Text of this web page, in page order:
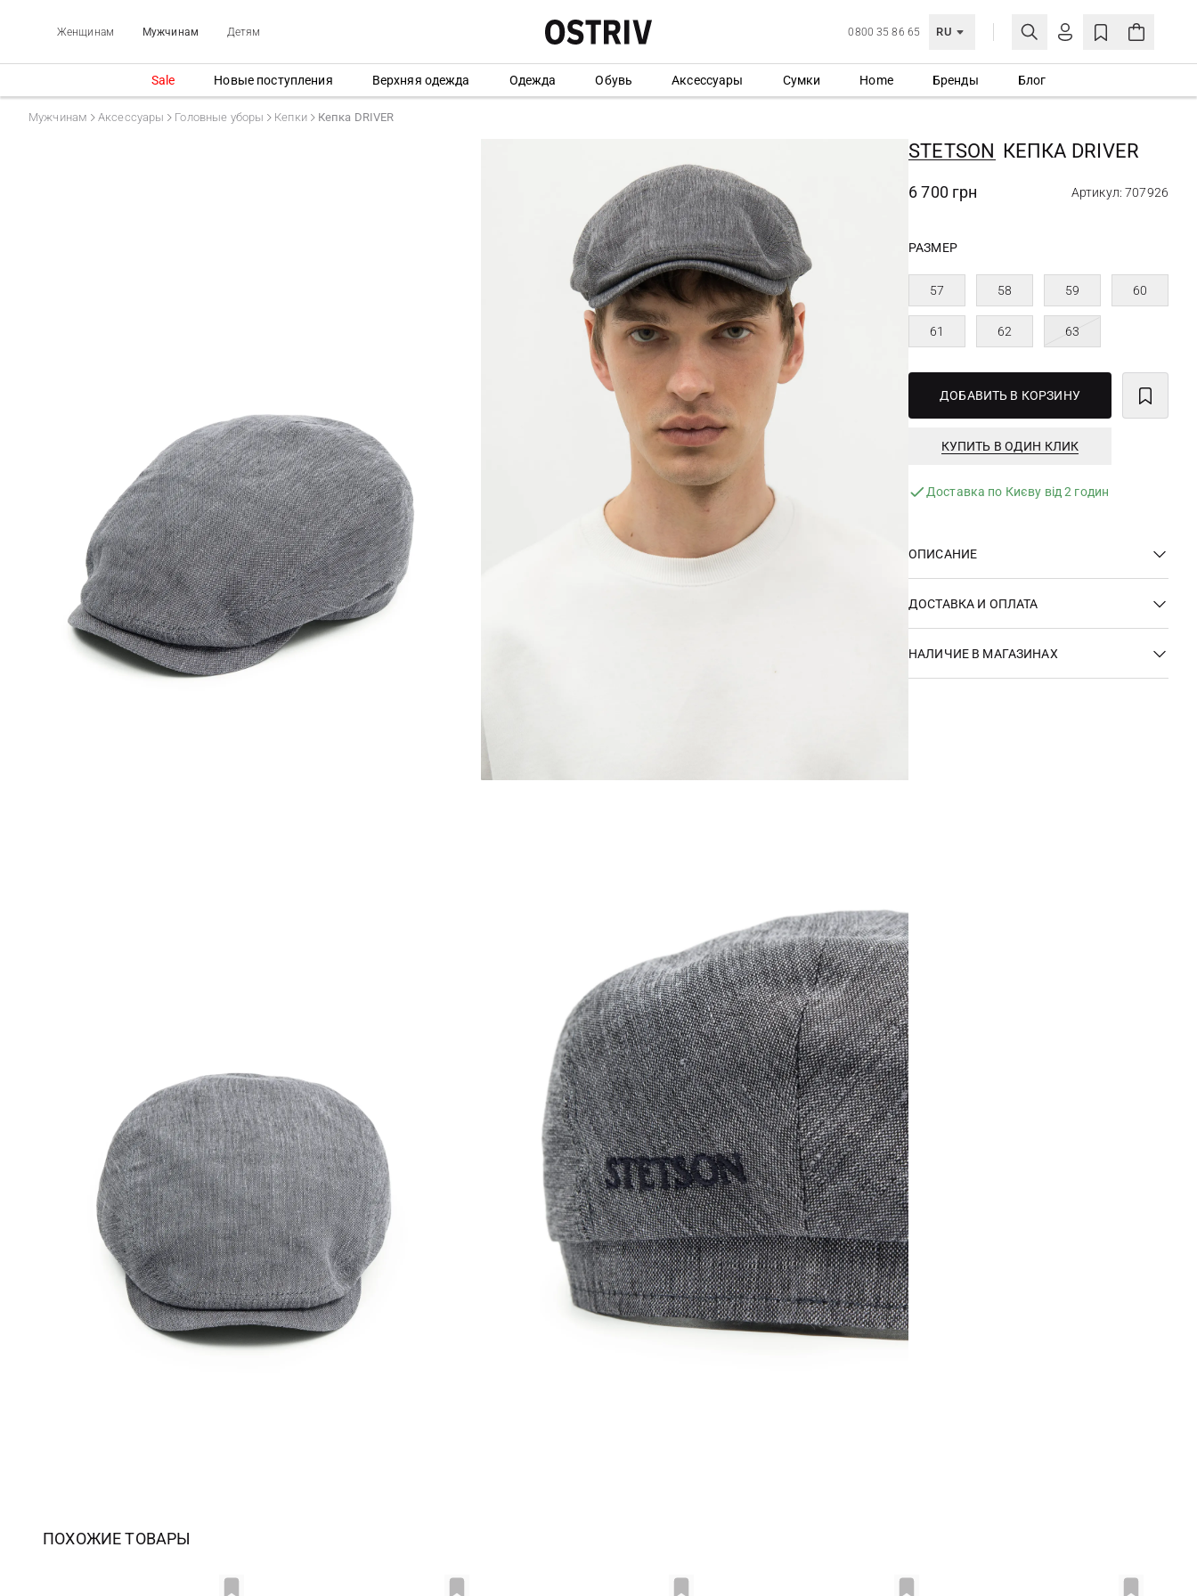
Женщинам Мужчинам Детям 0800 35 86 65 RU
ЛИЧНЫЙ КАБИНЕТ
СОЗДАТЬ УЧЕТНУЮ ЗАПИСЬ
Sale Новые поступления Верхняя одежда Одежда Обувь Аксессуары Сумки Home Бренды Блог
Мужчинам Аксессуары Головные уборы Кепки Кепка DRIVER
STETSON КЕПКА DRIVER
6 700 грн Артикул: 707926
РАЗМЕР
57 58 59 60
61 62 63
ДОБАВИТЬ В КОРЗИНУ
КУПИТЬ В ОДИН КЛИК
Доставка по Києву від 2 годин
ОПИСАНИЕ
ДОСТАВКА И ОПЛАТА
НАЛИЧИЕ В МАГАЗИНАХ
ПОХОЖИЕ ТОВАРЫ